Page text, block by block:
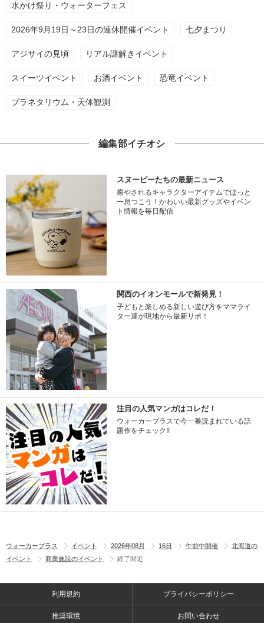
水かけ祭り・ウォーターフェス
2026年9月19日～23日の連休開催イベント 七夕まつり
アジサイの見頃 リアル謎解きイベント
スイーツイベント お酒イベント 恐竜イベント
プラネタリウム・天体観測
編集部イチオシ
スヌーピーたちの最新ニュース
癒やされるキャラクターアイテムでほっと
一息つこう！かわいい最新グッズやイベン
ト情報を毎日配信
関西のイオンモールで新発見！
子どもと楽しめる新しい遊び方をママライ
ター達が現地から最新リポ！
注目の人気マンガはコレだ！
ウォーカープラスで今一番読まれている話
題作をチェック!!
ウォーカープラス イベント 2026年08月 16日 午前中開催
北海道の
イベント
商業施設のイベント 終了間近
利用規約 プライバシーポリシー
推奨環境 お問い合わせ